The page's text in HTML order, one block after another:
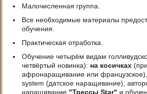
Малочисленная группа.
Все необходимые материалы
обучения.
Практическая отработка.
Обучение четырём видам
четвёртый новинка): на косичках
афронаращивание или французское),
system (датское наращивание),
наращивание "Трессы Star" и